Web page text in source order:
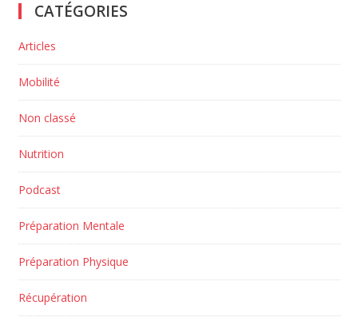
CATÉGORIES
Articles
Mobilité
Non classé
Nutrition
Podcast
Préparation Mentale
Préparation Physique
Récupération